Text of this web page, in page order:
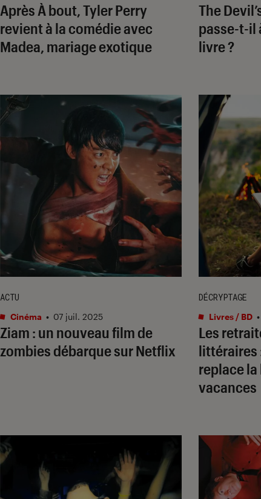
Après À bout, Tyler Perry
revient à la comédie avec
Madea, mariage exotique
The
passe-t-il
livre ?
Ziam : un nouveau film de
zombies débarque sur Netflix
ACTU
Cinéma • 07 juil. 2025
Les
littéraires
replace
vacances
DÉCRYPTAGE
Livres / BD •